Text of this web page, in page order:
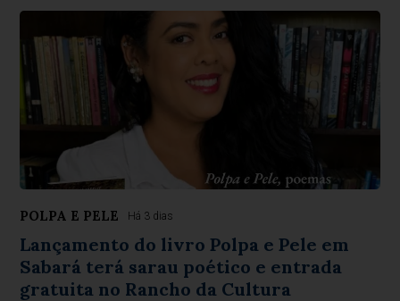
POLPA E PELE Há 3 dias
Lançamento do livro Polpa e Pele em
Sabará terá sarau poético e entrada
gratuita no Rancho da Cultura